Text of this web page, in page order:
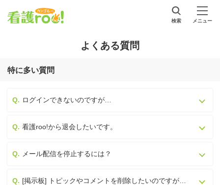
検索 メニュー
よくある質問
特に多い質問
ログインできないのですが…
看護roo!から退会したいです。
メール配信を停止するには？
[掲示板] トピックやコメントを削除したいのですが…